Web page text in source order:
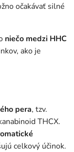
očakávať silné
niečo medzi HHC
ako je
pera, tzv.
THCX.
celkový účinok.